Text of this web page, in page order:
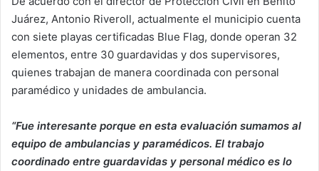
Juárez, Antonio Riveroll, actualmente el municipio cuenta
con siete playas certificadas Blue Flag, donde operan 32
elementos, entre 30 guardavidas y dos supervisores,
quienes trabajan de manera coordinada con personal
paramédico y unidades de ambulancia.
“Fue interesante porque en esta evaluación sumamos al
equipo de ambulancias y paramédicos. El trabajo
coordinado entre guardavidas y personal médico es lo